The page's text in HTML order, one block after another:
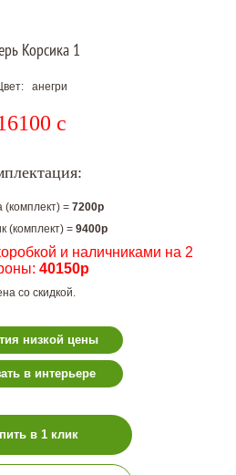
Корсика 1
анегри
c
(комплект) = 7200р
(комплект) = 9400р
и наличниками на 2
40150р
со скидкой.
низкой цены
в интерьере
в 1 клик